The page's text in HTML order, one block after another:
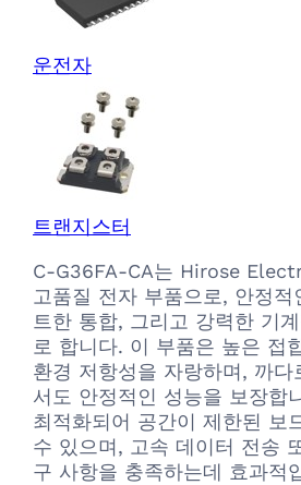
운전자
트랜지스터
C-G36FA-CA는 Hirose
고품질 전자 부품으로, 안정적
트한 통합, 그리고 강력한 기
로 합니다. 이 부품은 높은 접
환경 저항성을 자랑하며, 까다
서도 안정적인 성능을 보장합
최적화되어 공간이 제한된 보
수 있으며, 고속 데이터 전송
구 사항을 충족하는데 효과적